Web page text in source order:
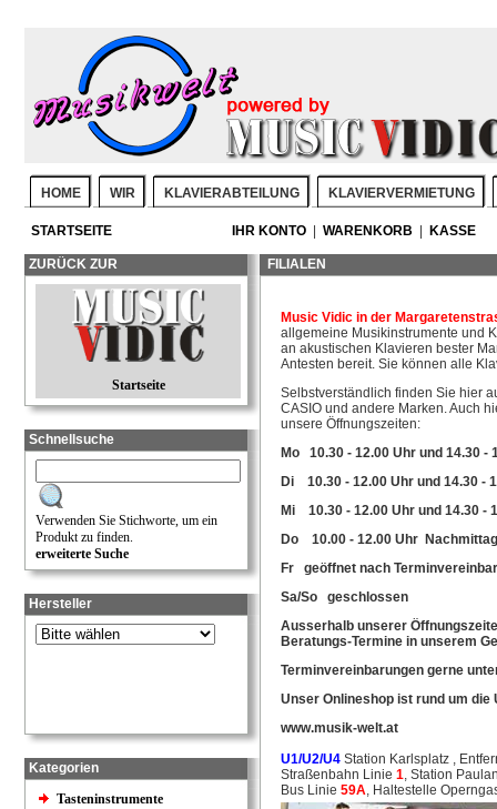
HOME WIR KLAVIERABTEILUNG KLAVIERVERMIETUNG
STARTSEITE IHR KONTO WARENKORB KASSE
ZURÜCK ZUR
Startseite
Schnellsuche
Verwenden Sie Stichworte, um ein
Produkt zu finden.
erweiterte Suche
Hersteller
Kategorien
Tasteninstrumente
FILIALEN
Music Vidic in der
allgemeine Musikinstrumente und
an akustischen Klavieren bester
Antesten bereit. Sie können alle
Selbstverständlich finden Sie hier
CASIO und andere Marken. Auch
unsere Öffnungszeiten:
Mo 10.30 - 12.00 Uhr und 14.30 -
Di 10.30 - 12.00 Uhr und 14.30 -
Mi 10.30 - 12.00 Uhr und 14.30 -
Do 10.00 - 12.00 Uhr
Fr geöffnet nach
Sa/So geschlossen
Ausserhalb unserer
Beratungs-Termine in unserem
Terminvereinbarungen gerne
Unser Onlineshop ist rund um die
www.musik-welt.at
U1/U2/U4 Station Karlsplatz ,
Straßenbahn Linie 1, Station
Bus Linie 59A, Haltestelle